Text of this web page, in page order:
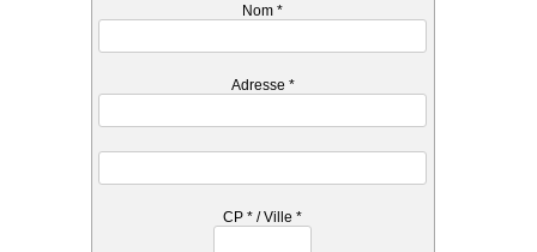
Nom *
Adresse *
CP * / Ville *